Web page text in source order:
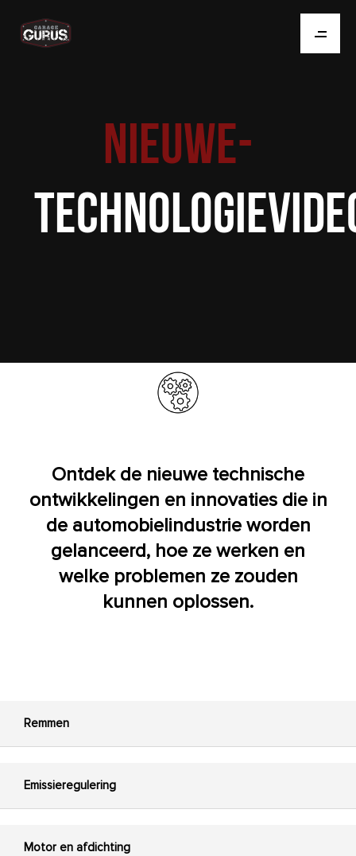
NIEUWE-
Ontdek de nieuwe technische
ontwikkelingen en innovaties die in
de automobielindustrie worden
gelanceerd, hoe ze werken en
welke problemen ze zouden
kunnen oplossen.
Remmen
Emissieregulering
Motor en afdichting